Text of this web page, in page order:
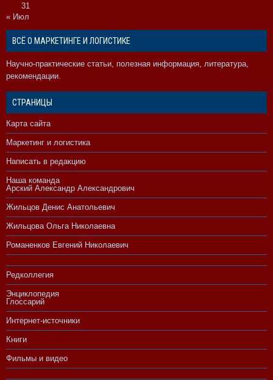
31
« Июл
ВСЁ О МАРКЕТИНГЕ И ЛОГИСТИКЕ
Научно-практические статьи, полезная информация, литература,
рекомендации.
СТРАНИЦЫ
Карта сайта
Маркетинг и логистика
Написать в редакцию
Наша команда
Арский Александр Александрович
Жильцов Денис Анатольевич
Жильцова Ольга Николаевна
Романенков Евгений Николаевич
Редколлегия
Энциклопедия
Глоссарий
Интернет-источники
Книги
Фильмы и видео